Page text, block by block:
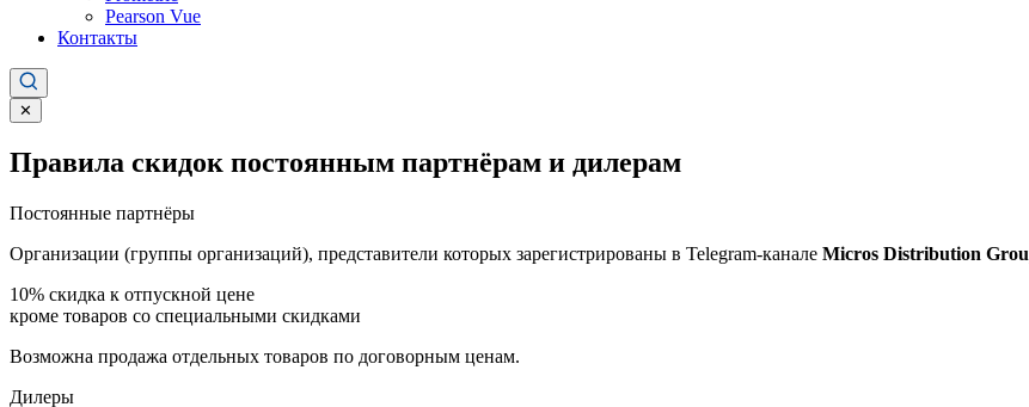
Pearson Vue
Контакты
✕
Правила скидок постоянным партнёрам и дилерам
Постоянные партнёры
Организации (группы организаций), представители которых зарегистрированы в Telegram-канале Micros Distribution
10% скидка к отпускной цене
кроме товаров со специальными скидками
Возможна продажа отдельных товаров по договорным ценам.
Дилеры